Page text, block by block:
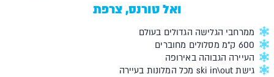
ואל טורנס, צרפת
ממרחבי הגלישה הגדולים בעולם
600 ק"מ מסלולים מחוברים
העיירה הגבוהה באירופה
גישת ski in\out מכל המלונות בעיירה